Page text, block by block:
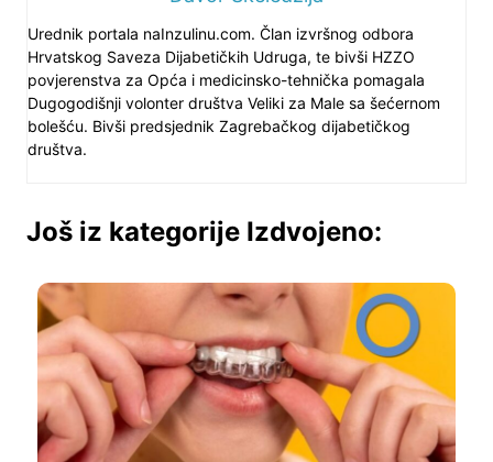
Urednik portala naInzulinu.com. Član izvršnog odbora
Hrvatskog Saveza Dijabetičkih Udruga, te bivši HZZO
povjerenstva za Opća i medicinsko-tehnička pomagala
Dugogodišnji volonter društva Veliki za Male sa šećernom
bolešću. Bivši predsjednik Zagrebačkog dijabetičkog
društva.
Još iz kategorije Izdvojeno: